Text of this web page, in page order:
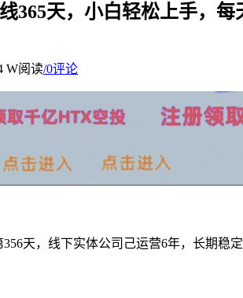
365天，小白轻松上手，每
W阅读/0评论
356天，线下实体公司己运营6年，长期稳